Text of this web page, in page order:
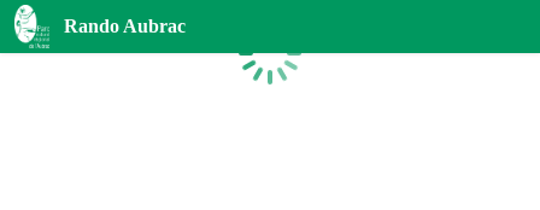
Rando Aubrac
Chargement